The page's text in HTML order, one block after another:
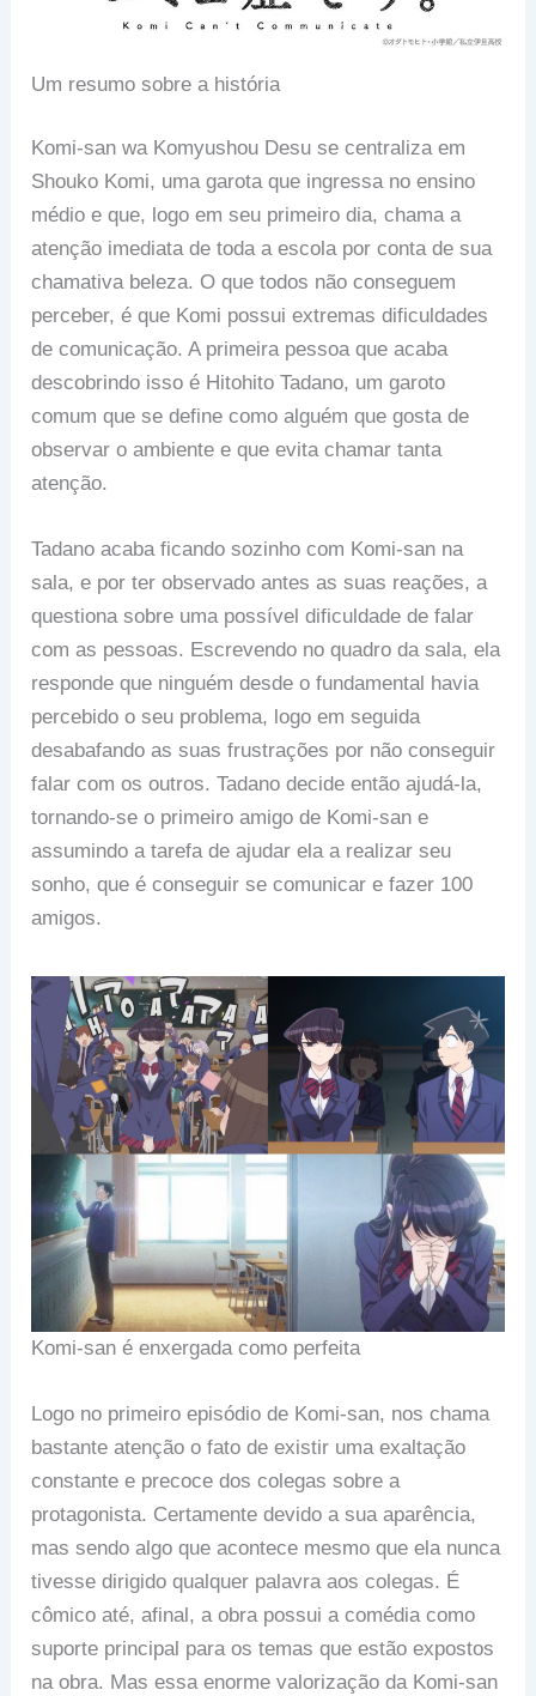
Um resumo sobre a história
Komi-san wa Komyushou Desu se centraliza em
Shouko Komi, uma garota que ingressa no ensino
médio e que, logo em seu primeiro dia, chama a
atenção imediata de toda a escola por conta de sua
chamativa beleza. O que todos não conseguem
perceber, é que Komi possui extremas dificuldades
de comunicação. A primeira pessoa que acaba
descobrindo isso é Hitohito Tadano, um garoto
comum que se define como alguém que gosta de
observar o ambiente e que evita chamar tanta
atenção.
Tadano acaba ficando sozinho com Komi-san na
sala, e por ter observado antes as suas reações, a
questiona sobre uma possível dificuldade de falar
com as pessoas. Escrevendo no quadro da sala, ela
responde que ninguém desde o fundamental havia
percebido o seu problema, logo em seguida
desabafando as suas frustrações por não conseguir
falar com os outros. Tadano decide então ajudá-la,
tornando-se o primeiro amigo de Komi-san e
assumindo a tarefa de ajudar ela a realizar seu
sonho, que é conseguir se comunicar e fazer 100
amigos.
Komi-san é enxergada como perfeita
Logo no primeiro episódio de Komi-san, nos chama
bastante atenção o fato de existir uma exaltação
constante e precoce dos colegas sobre a
protagonista. Certamente devido a sua aparência,
mas sendo algo que acontece mesmo que ela nunca
tivesse dirigido qualquer palavra aos colegas. É
cômico até, afinal, a obra possui a comédia como
suporte principal para os temas que estão expostos
na obra. Mas essa enorme valorização da Komi-san